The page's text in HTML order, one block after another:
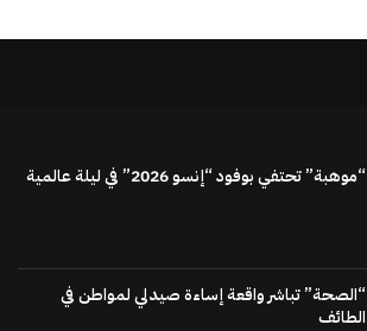
“موهبة” تحتفي بوفود “إنسو 2026” في ليلة عالمية
“الصحة” تباشر واقعة إساءة صيدلي لمواطن في
الطائف